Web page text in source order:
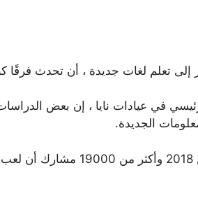
إلى تعلم لغات جديدة ، أن تحدث فرقًا
في عيادات نايا ، إن بعض
الجديدة.
وفي الوقت نفسه ، وجدت